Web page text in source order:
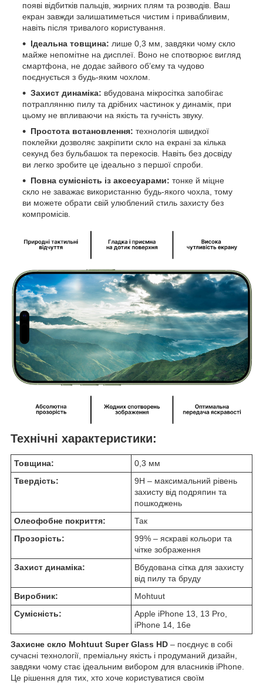
появі відбитків пальців, жирних плям та розводів. Ваш
екран завжди залишатиметься чистим і привабливим,
навіть після тривалого користування.
Ідеальна товщина: лише 0,3 мм, завдяки чому скло
майже непомітне на дисплеї. Воно не спотворює вигляд
смартфона, не додає зайвого об’єму та чудово
поєднується з будь-яким чохлом.
Захист динаміка: вбудована мікросітка запобігає
потраплянню пилу та дрібних частинок у динамік, при
цьому не впливаючи на якість та гучність звуку.
Простота встановлення: технологія швидкої
поклейки дозволяє закріпити скло на екрані за кілька
секунд без бульбашок та перекосів. Навіть без досвіду
ви легко зробите це ідеально з першої спроби.
Повна сумісність із аксесуарами: тонке й міцне
скло не заважає використанню будь-якого чохла, тому
ви можете обрати свій улюблений стиль захисту без
компромісів.
Технічні характеристики:
Товщина:
0,3 мм
Твердість:
9H – максимальний рівень
захисту від подряпин та
пошкоджень
Олеофобне покриття:
Так
Прозорість:
99% – яскраві кольори та
чітке зображення
Захист динаміка:
Вбудована сітка для захисту
від пилу та бруду
Виробник:
Mohtuut
Сумісність:
Apple iPhone 13, 13 Pro,
iPhone 14, 16e
Захисне скло Mohtuut Super Glass HD – поєднує в собі
сучасні технології, преміальну якість і продуманий дизайн,
завдяки чому стає ідеальним вибором для власників iPhone.
Це рішення для тих, хто хоче користуватися своїм